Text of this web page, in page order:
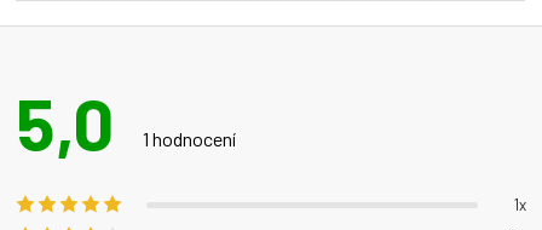
5,0
hodnocení
1 hodnocení
1x